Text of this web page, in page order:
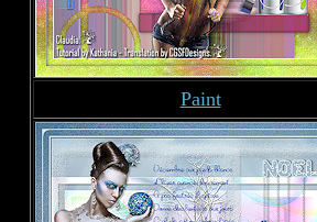
Paint